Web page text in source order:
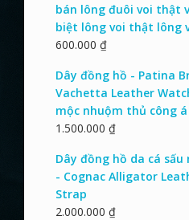
bán lông đuôi voi thật
biệt lông voi thật lông
600.000 ₫
Dây đồng hồ - Patina
Vachetta Leather
mộc nhuộm thủ công á
1.500.000 ₫
Dây đồng hồ da cá sấu
- Cognac Alligator
Strap
2.000.000 ₫